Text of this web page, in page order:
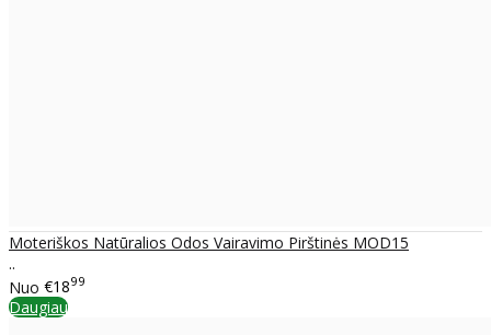
Moteriškos Natūralios Odos Vairavimo Pirštinės MOD15
..
Nuo €1899
Daugiau